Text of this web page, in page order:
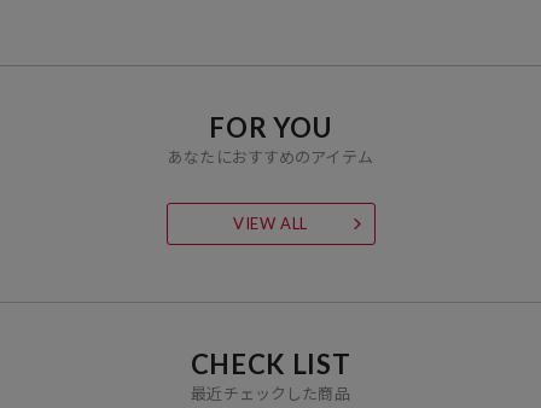
FOR YOU
あなたにおすすめのアイテム
VIEW ALL
CHECK LIST
最近チェックした商品